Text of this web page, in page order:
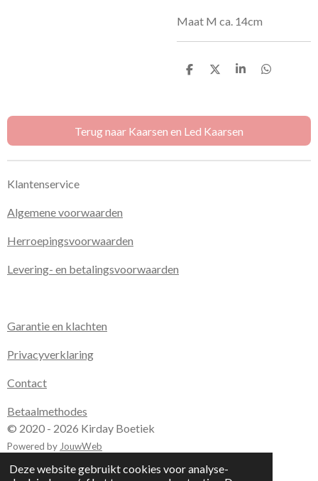
Deze website gebruikt cookies voor analyse-
Maat M ca. 14cm
D
n
D
S
e
D
n
Terug naar Kaarsen en Led Kaarsen
Klantenservice
Algemene voorwaarden
Herroepingsvoorwaarden
Levering- en betalingsvoorwaarden
Garantie en klachten
Privacyverklaring
Contact
Betaalmethodes
© 2020 - 2026 Kirday Boetiek
Powered by JouwWeb